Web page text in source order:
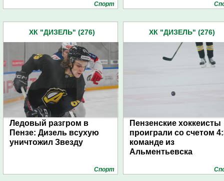
Спорт
ХК "ДИЗЕЛЬ" (276)
Ледовый разгром в
Пензе: Дизель всухую
уничтожил Звезду
Спорт
ХК "ДИЗЕЛЬ" (276)
Пензенские хоккеисты
проиграли со счетом
команде из
Альментьевска